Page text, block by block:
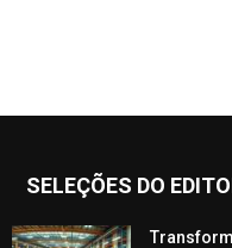
SELEÇÕES DO